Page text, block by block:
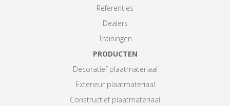
Referenties
Dealers
Trainingen
PRODUCTEN
Decoratief plaatmateriaal
Exterieur plaatmateriaal
Constructief plaatmateriaal